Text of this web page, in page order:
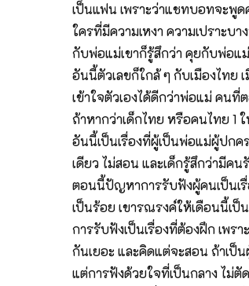
เป็นแฟน เพราะว่าแชทบอทจะพู
ใครที่มีความเหงา ความเปราะ
กับพ่อแม่เขาก็รู้สึกว่า คุยกับพ่อแม่
อันนี้ตัวเลขก็ใกล้ ๆ กับเมืองไทย
เข้าใจตัวเองได้ดีกว่าพ่อแม่ คน
ถ้าหากว่าเด็กไทย หรือคนไทย 1
อันนี้เป็นเรื่องที่ผู้เป็นพ่อแม่ผู้ปกค
เดียว ไม่สอน และเด็กรู้สึกว่ามีคน
ตอนนี้ปัญหาการรับฟังผู้คนเป็นเ
เป็นร้อย เขารณรงค์ให้เดือนนี้เ
การรับฟังเป็นเรื่องที่ต้องฝึก เพร
กันเยอะ และคิดแต่จะสอน ถ้าเป็
แต่การฟังด้วยใจที่เป็นกลาง ไม่